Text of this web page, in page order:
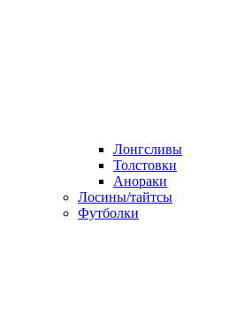
Лонгсливы
Толстовки
Анораки
Лосины/тайтсы
Футболки